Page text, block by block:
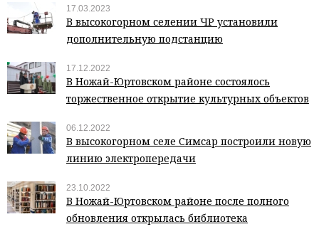
17.03.2023
В высокогорном селении ЧР установили
дополнительную подстанцию
17.12.2022
В Ножай-Юртовском районе состоялось
торжественное открытие культурных объектов
06.12.2022
В высокогорном селе Симсар построили новую
линию электропередачи
23.10.2022
В Ножай-Юртовском районе после полного
обновления открылась библиотека